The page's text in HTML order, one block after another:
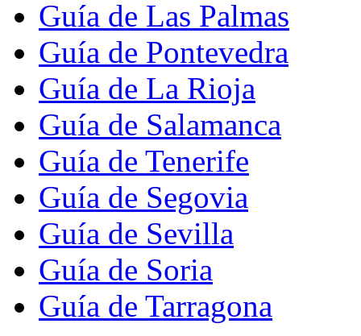
Guía de Las Palmas
Guía de Pontevedra
Guía de La Rioja
Guía de Salamanca
Guía de Tenerife
Guía de Segovia
Guía de Sevilla
Guía de Soria
Guía de Tarragona